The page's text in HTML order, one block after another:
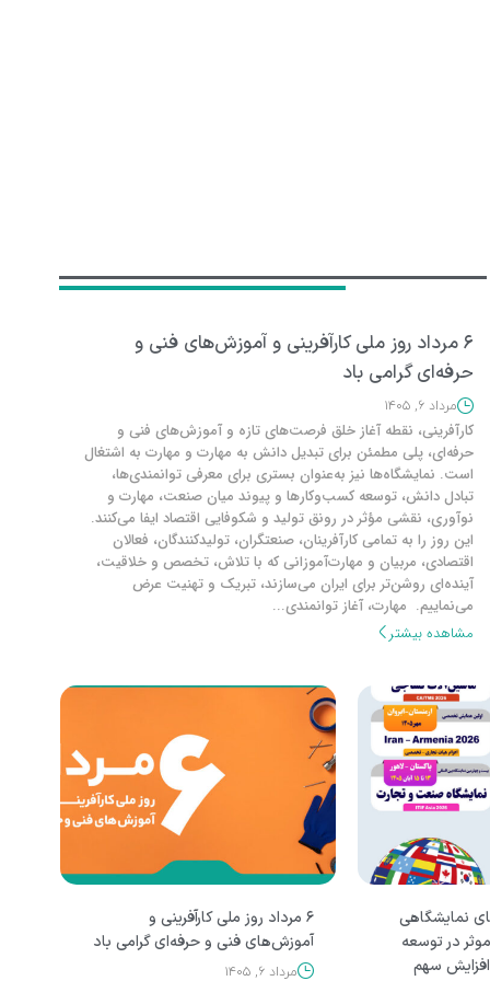
فنی و
فنی و
مهارت به اشتغال
توانمندی‌ها،
مهارت و
ایفا می‌کنند.
فعالان
تخصص و خلاقیت،
عرض
نمایشگاهی
در توسعه
سهم
۶ مرداد روز ملی کارآفرینی و
آموزش‌های فنی و حرفه‌ای گرامی باد
مرداد ۶, ۱۴۰۵